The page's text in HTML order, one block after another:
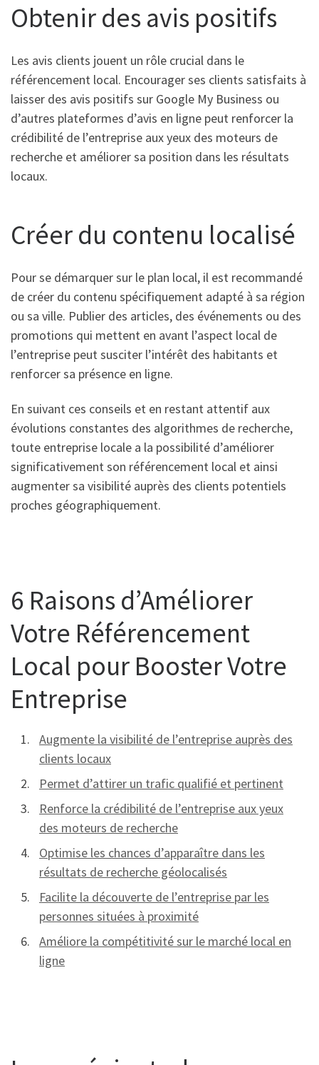
Obtenir des avis positifs
Les avis clients jouent un rôle crucial dans le
référencement local. Encourager ses clients satisfaits à
laisser des avis positifs sur Google My Business ou
d’autres plateformes d’avis en ligne peut renforcer la
crédibilité de l’entreprise aux yeux des moteurs de
recherche et améliorer sa position dans les résultats
locaux.
Créer du contenu localisé
Pour se démarquer sur le plan local, il est recommandé
de créer du contenu spécifiquement adapté à sa région
ou sa ville. Publier des articles, des événements ou des
promotions qui mettent en avant l’aspect local de
l’entreprise peut susciter l’intérêt des habitants et
renforcer sa présence en ligne.
En suivant ces conseils et en restant attentif aux
évolutions constantes des algorithmes de recherche,
toute entreprise locale a la possibilité d’améliorer
significativement son référencement local et ainsi
augmenter sa visibilité auprès des clients potentiels
proches géographiquement.
6 Raisons d’Améliorer
Votre Référencement
Local pour Booster Votre
Entreprise
Augmente la visibilité de l’entreprise auprès des
clients locaux
Permet d’attirer un trafic qualifié et pertinent
Renforce la crédibilité de l’entreprise aux yeux
des moteurs de recherche
Optimise les chances d’apparaître dans les
résultats de recherche géolocalisés
Facilite la découverte de l’entreprise par les
personnes situées à proximité
Améliore la compétitivité sur le marché local en
ligne